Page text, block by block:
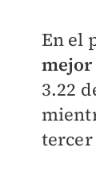
En el
mejor
3.22
tercer